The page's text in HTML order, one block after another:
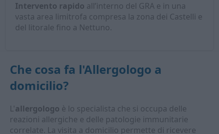
Intervento rapido all’interno del GRA e in una
vasta area limitrofa compresa la zona dei Castelli e
del litorale fino a Nettuno.
Che cosa fa l'Allergologo a
domicilio?
L'allergologo è lo specialista che si occupa delle
reazioni allergiche e delle patologie immunitarie
correlate. La visita a domicilio permette di ricevere